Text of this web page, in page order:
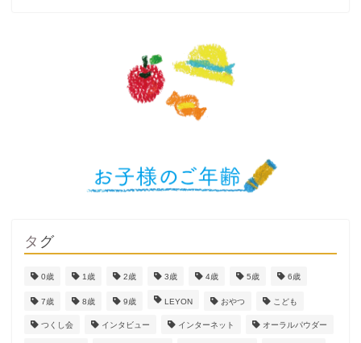
タグ
0歳 1歳 2歳 3歳 4歳 5歳 6歳
7歳 8歳 9歳 LEYON おやつ こども
つくし会 インタビュー インターネット オーラルパウダー